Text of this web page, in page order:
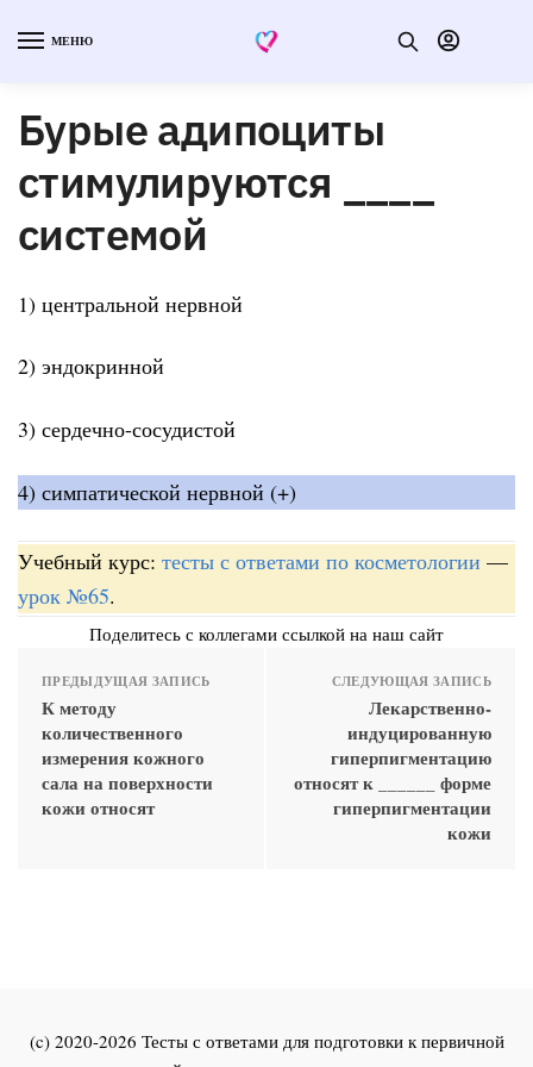
МЕНЮ
Бурые адипоциты
стимулируются ____
системой
1) центральной нервной
2) эндокринной
3) сердечно-сосудистой
4) симпатической нервной (+)
Учебный курс: тесты с ответами по косметологии —
урок №65.
Поделитесь с коллегами ссылкой на наш сайт
ПРЕДЫДУЩАЯ ЗАПИСЬ
К методу
количественного
измерения кожного
сала на поверхности
кожи относят
СЛЕДУЮЩАЯ ЗАПИСЬ
Лекарственно-
индуцированную
гиперпигментацию
относят к ______ форме
гиперпигментации
кожи
(c) 2020-2026 Тесты с ответами для подготовки к первичной